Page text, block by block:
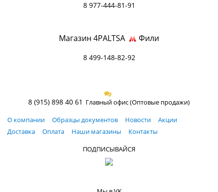
8 977-444-81-91
Магазин 4PALTSA Фили
8 499-148-82-92
8 (915) 898 40 61 Главный офис (Оптовые продажи)
О компании
Образцы документов Новости
Акции
Доставка
Оплата Наши магазины
Контакты
ПОДПИСЫВАЙСЯ